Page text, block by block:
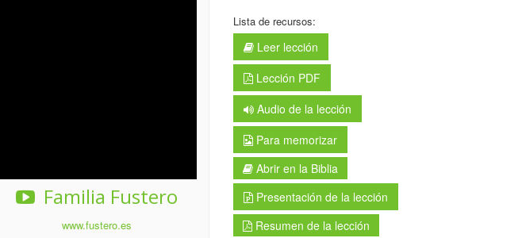
Familia Fustero
www.fustero.es
Lista de recursos:
Leer lección
Lección PDF
Audio de la lección
Para memorizar
Abrir en la Biblia
Presentación de la lección
Resumen de la lección